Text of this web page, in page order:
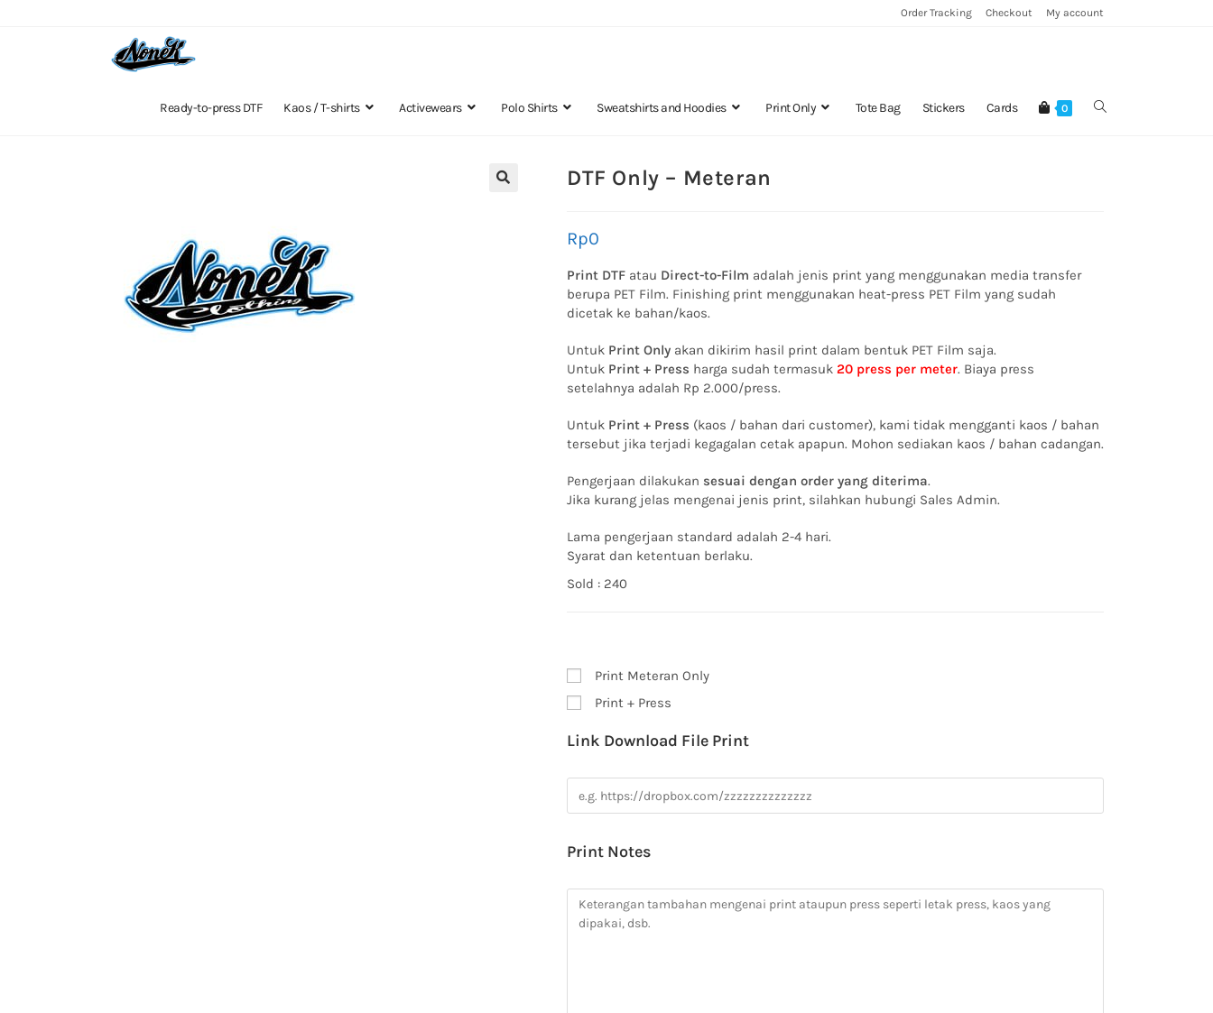
Order Tracking Checkout My account
Ready-to-press DTF Kaos / T-shirts Activewears Polo Shirts Sweatshirts and Hoodies Print Only Tote Bag Stickers Cards 0
DTF Only – Meteran
Rp0
Print DTFatau Direct-to-Film adalah jenis print yang menggunakan media transfer
berupa PET Film. Finishing print menggunakan heat-press PET Film yang sudah
dicetak ke bahan/kaos.
Untuk Print Onlyakan dikirim hasil print dalam bentuk PET Film saja.
Untuk Print + Press harga sudah termasuk 20 press per meter. Biaya press
setelahnya adalah Rp 2.000/press.
Untuk Print + Press (kaos / bahan dari customer), kami tidak mengganti kaos / bahan
tersebut jika terjadi kegagalan cetak apapun. Mohon sediakan kaos / bahan cadangan.
Pengerjaan dilakukan sesuai dengan order yang diterima.
Jika kurang jelas mengenai jenis print, silahkan hubungi Sales Admin.
Lama pengerjaan standard adalah 2-4 hari.
Syarat dan ketentuan berlaku.
Sold : 240
Print Meteran Only
Print + Press
Link Download File Print
Print Notes